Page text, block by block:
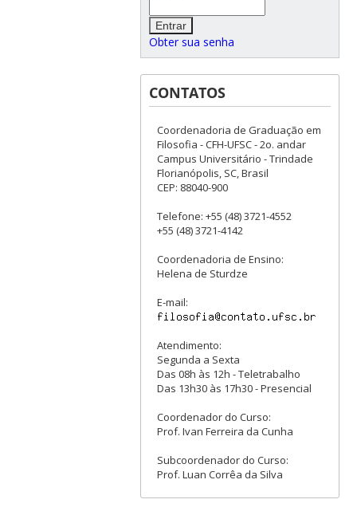
Obter sua senha
CONTATOS
Coordenadoria de Graduação em
Filosofia - CFH-UFSC - 2o. andar
Campus Universitário - Trindade
Florianópolis, SC, Brasil
CEP: 88040-900
Telefone: +55 (48) 3721-4552
+55 (48) 3721-4142
Coordenadoria de Ensino:
Helena de Sturdze
E-mail:
Atendimento:
Segunda a Sexta
Das 08h às 12h - Teletrabalho
Das 13h30 às 17h30 - Presencial
Coordenador do Curso:
Prof. Ivan Ferreira da Cunha
Subcoordenador do Curso:
Prof. Luan Corrêa da Silva